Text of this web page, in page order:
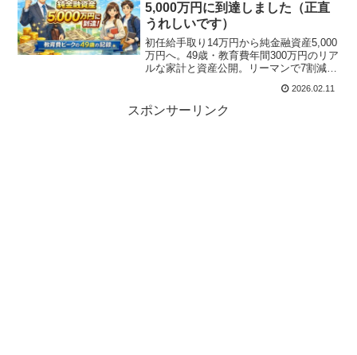
5,000万円に到達しました（正直
うれしいです）
初任給手取り14万円から純金融資産5,000
万円へ。49歳・教育費年間300万円のリア
ルな家計と資産公開。リーマンで7割減も
支えられる守りの戦略を記録します。
2026.02.11
スポンサーリンク